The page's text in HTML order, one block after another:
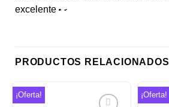
excelente
PRODUCTOS RELACIONADOS
¡Oferta! ¡Oferta!